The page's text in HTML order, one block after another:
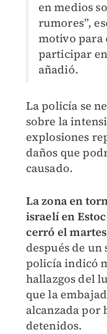
en medios
rumores”,
motivo para
participar
añadió.
La policía se
sobre la
explosiones
daños que
causado.
La zona en
israelí en
cerró el martes
después de
policía indicó
hallazgos del
que la
alcanzada por
detenidos.